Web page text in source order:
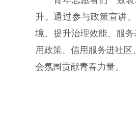
升。通过参与政策宣讲
境、提升治理效能、服
用政策、信用服务进社
会氛围贡献青春力量。